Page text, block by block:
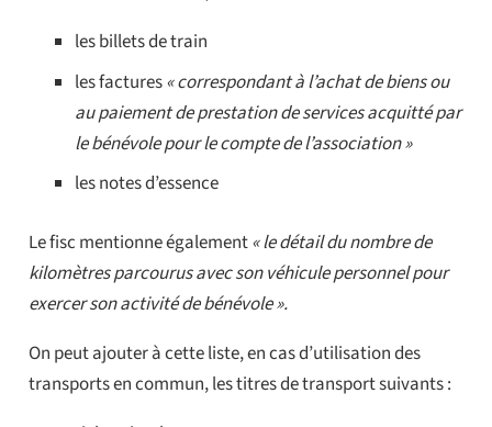
les billets de train
les factures« correspondant à l’achat de biens ou
au paiement de prestation de services acquitté par
le bénévole pour le compte de l’association »
les notes d’essence
Le fisc mentionne également« le détail du nombre de
kilomètres parcourus avec son véhicule personnel pour
exercer son activité de bénévole ».
On peut ajouter à cette liste, en cas d’utilisation des
transports en commun, les titres de transport suivants :